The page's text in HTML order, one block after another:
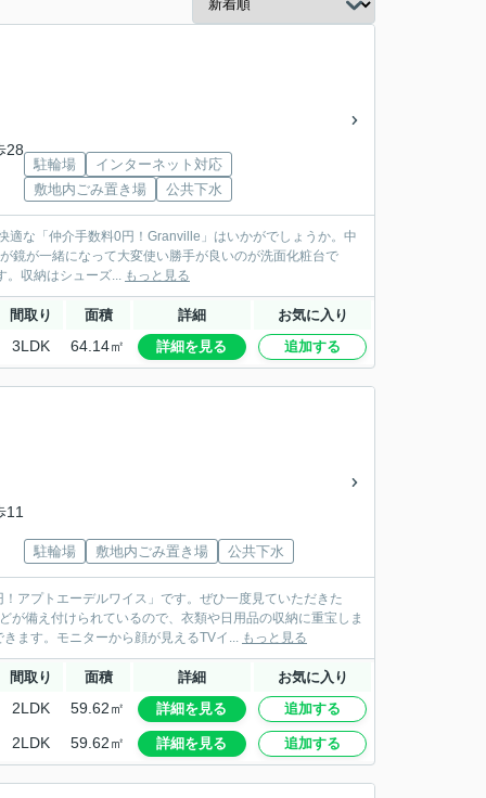
28
駐輪場
インターネット対応
敷地内ごみ置き場
公共下水
適な「仲介手数料0円！Granville」はいかがでしょうか。中
鏡が一緒になって大変使い勝手が良いのが洗面化粧台で
。収納はシューズ... もっと見る
間取り 面積 詳細 お気に入り
3LDK 64.14㎡ 詳細を見る 追加する
11
駐輪場 敷地内ごみ置き場 公共下水
アプトエーデルワイス」です。ぜひ一度見ていただきた
備え付けられているので、衣類や日用品の収納に重宝しま
ます。モニターから顔が見えるTVイ... もっと見る
間取り 面積 詳細 お気に入り
2LDK 59.62㎡ 詳細を見る 追加する
2LDK 59.62㎡ 詳細を見る 追加する